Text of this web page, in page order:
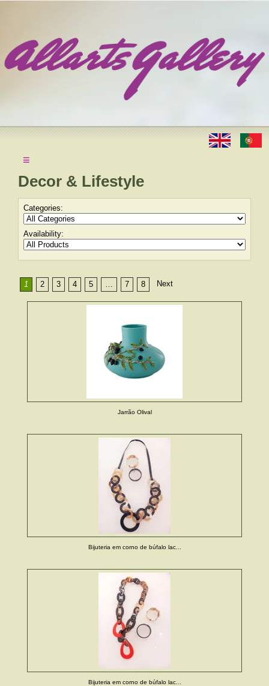
≡
Decor & Lifestyle
Categories:
Availability:
1 2 3 4 5 … 7 8 Next
Jarrão Olival
Bijuteria em corno de búfalo lac...
Bijuteria em corno de búfalo lac...